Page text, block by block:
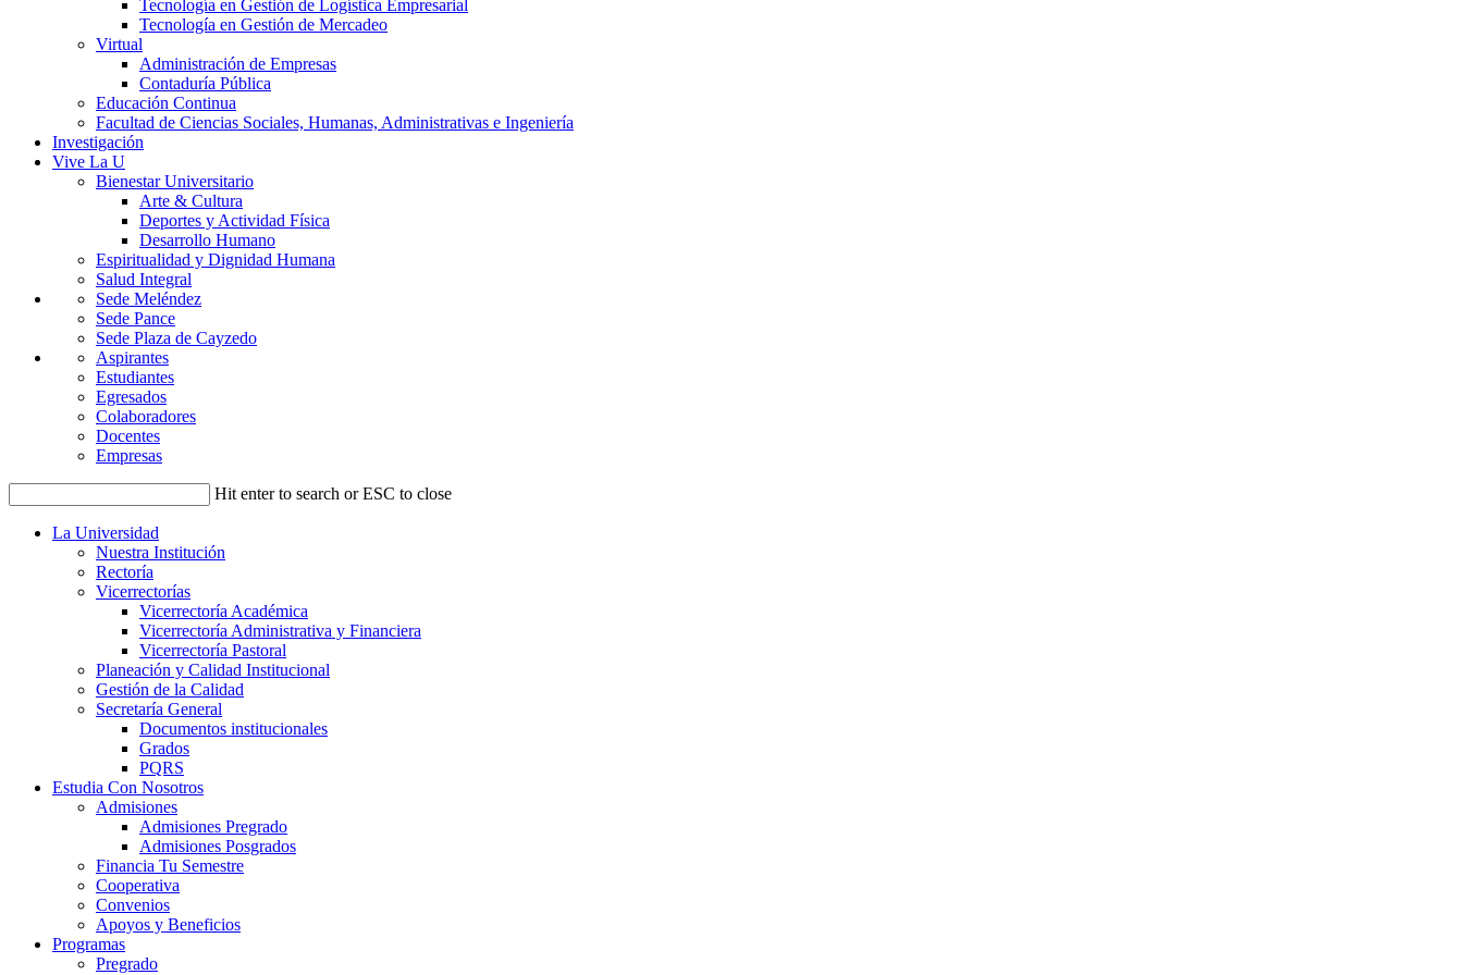
Tecnología en Gestión de Logística Empresarial
Tecnología en Gestión de Mercadeo
Virtual
Administración de Empresas
Contaduría Pública
Educación Continua
Facultad de Ciencias Sociales, Humanas, Administrativas e Ingeniería
Investigación
Vive La U
Bienestar Universitario
Arte & Cultura
Deportes y Actividad Física
Desarrollo Humano
Espiritualidad y Dignidad Humana
Salud Integral
Sede Meléndez
Sede Pance
Sede Plaza de Cayzedo
Aspirantes
Estudiantes
Egresados
Colaboradores
Docentes
Empresas
Hit enter to search or ESC to close
La Universidad
Nuestra Institución
Rectoría
Vicerrectorías
Vicerrectoría Académica
Vicerrectoría Administrativa y Financiera
Vicerrectoría Pastoral
Planeación y Calidad Institucional
Gestión de la Calidad
Secretaría General
Documentos institucionales
Grados
PQRS
Estudia Con Nosotros
Admisiones
Admisiones Pregrado
Admisiones Posgrados
Financia Tu Semestre
Cooperativa
Convenios
Apoyos y Beneficios
Programas
Pregrado